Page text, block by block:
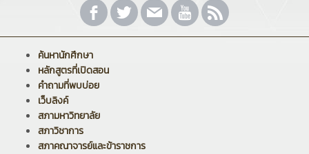
ค้นหานักศึกษา
หลักสูตรที่เปิดสอน
คำถามที่พบบ่อย
เว็บลิงค์
สภามหาวิทยาลัย
สภาวิชาการ
สภาคณาจารย์และข้าราชการ